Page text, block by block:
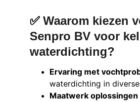
✅ Waarom kiezen
Senpro BV voor
waterdichting?
Ervaring met
waterdichting in
Maatwerk oplossingen